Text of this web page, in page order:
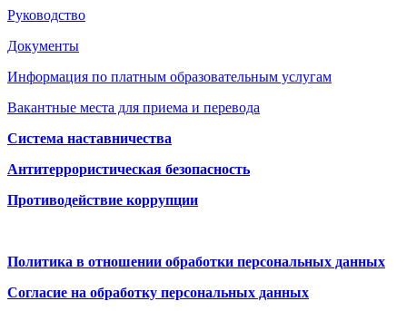
Руководство
Документы
Информация по платным образовательным услугам
Вакантные места для приема и перевода
Система наставничества
Антитеррористическая безопасность
Противодействие коррупции
Политика в отношении обработки персональных данных
Согласие на обработку персональных данных